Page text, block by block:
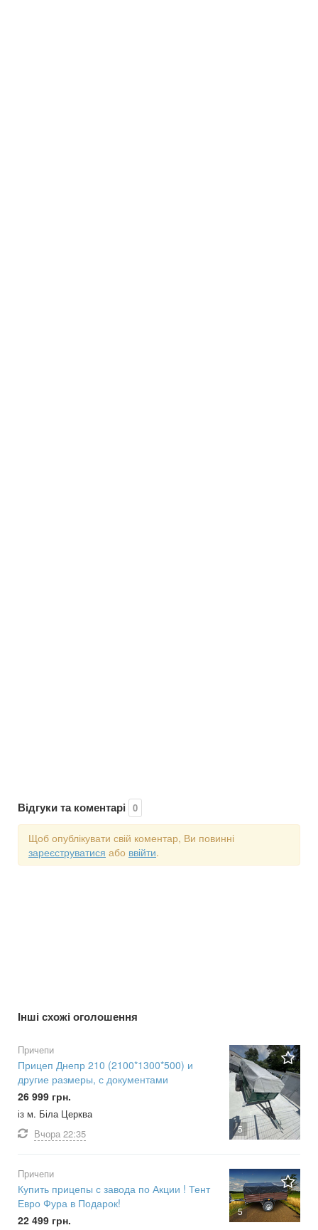
Відгуки та коментарі 0
Щоб опублікувати свій коментар, Ви повинні
зареєструватися або ввійти.
Інші схожі оголошення
5
Причепи
Прицеп Днепр 210 (2100*1300*500) и
другие размеры, с документами
26 999 грн.
із м. Біла Церква
Вчора 22:35
5
Причепи
Купить прицепы с завода по Акции ! Тент
Евро Фура в Подарок!
22 499 грн.